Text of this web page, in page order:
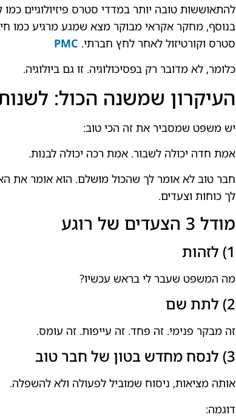
להתאוששות טובה יותר במדדי סטרס פיזיולוגיים כמו
בנוסף, מחקר אקראי מבוקר מצא שמגע מרגיע כמו
סטרס וקורטיזול לאחר לחץ חברתי. PMC
כלומר, לא מדובר רק בפסיכולוגיה. זו גם ביולוגיה.
העיקרון שמשנה הכול:
יש משפט שמסביר את זה הכי טוב:
אמת חדה יכולה לשבור. אמת רכה יכולה לבנות.
חבר טוב לא אומר לך שהכול מושלם. הוא אומר את
לך כוחות וצעדים.
מודל 3 הצעדים של רוגע
1) לזהות
מה המשפט שעבר לי בראש עכשיו?
2) לתת שם
זה מבקר פנימי. זה פחד. זה עייפות. זה עומס.
3) לנסח מחדש בטון של חבר טוב
אותה מציאות, ניסוח שמוביל לפעולה ולא להשפלה.
דוגמה: